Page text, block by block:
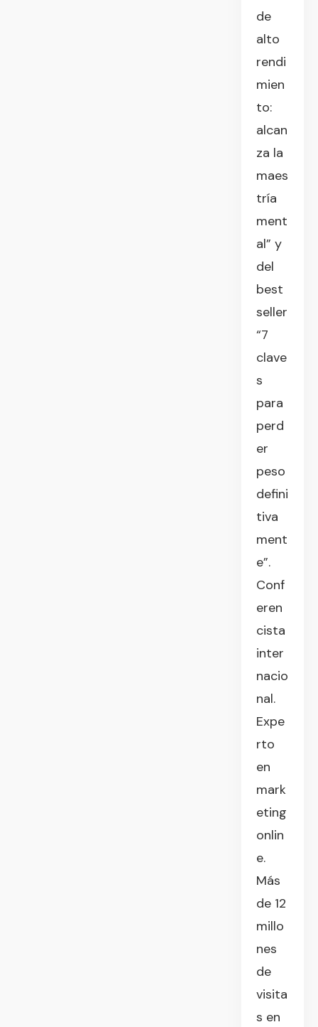
de
alto
rendi
mien
to:
alcan
za la
maes
tría
ment
al” y
del
best
seller
“7
clave
s
para
perd
er
peso
defini
tiva
ment
e”.
Conf
eren
cista
inter
nacio
nal.
Expe
rto
en
mark
eting
onlin
e.
Más
de 12
millo
nes
de
visita
s en